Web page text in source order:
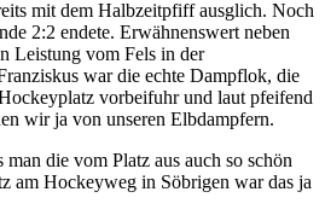
mit dem Halbzeitpfiff ausglich. Noch
2:2 endete. Erwähnenswert neben
Leistung vom Fels in der
war die echte Dampflok, die
vorbeifuhr und laut pfeifend
wir ja von unseren Elbdampfern.
man die vom Platz aus auch so schön
am Hockeyweg in Söbrigen war das ja